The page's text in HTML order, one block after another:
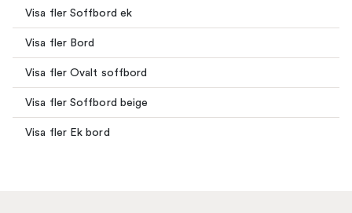
Visa fler Soffbord ek
Visa fler Bord
Visa fler Ovalt soffbord
Visa fler Soffbord beige
Visa fler Ek bord